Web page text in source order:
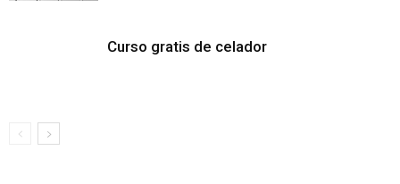
Curso gratis de celador